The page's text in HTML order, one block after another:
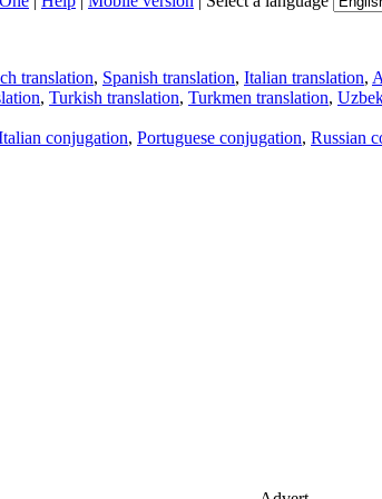
translation, Spanish translation, Italian translation,
, Turkish translation, Turkmen translation,
conjugation, Portuguese conjugation, Russian